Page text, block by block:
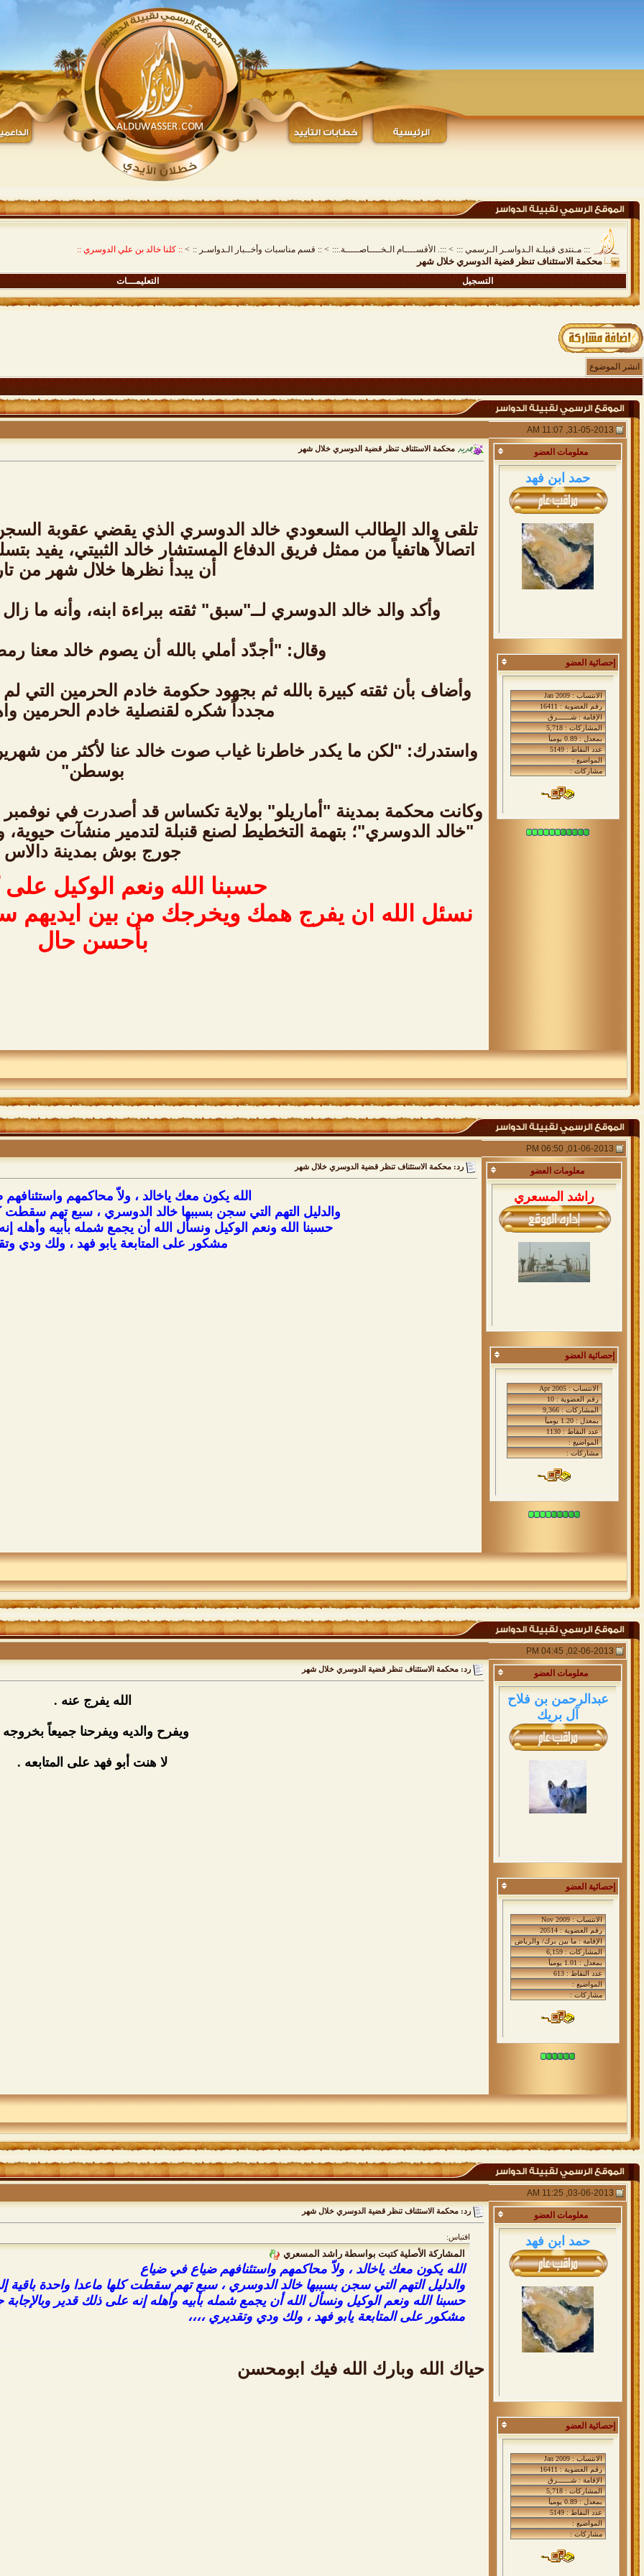
::: مـنتدى قبيلـة الـدواسـر الـرسمي ::: > :::. الأقســــام الـخــــاصـــــة.::: > :: قسم مناسبات وأخــبار الـدواسـر :: > :: كلنا خالد بن علي الدوسري ::
محكمة الاستئناف تنظر قضية الدوسري خلال شهر
التسجيل التعليمـــات
انشر الموضوع
معلومات العضو
حمد ابن فهد
إحصائية العضو
محكمة الاستئناف تنظر قضية الدوسري خلال شهر
تلقى والد الطالب السعودي خالد الدوسري الذي يقضي عقوبة السجن
اتصالاً هاتفياً من ممثل فريق الدفاع المستشار خالد الثبيتي، يفيد
أن يبدأ نظرها خلال شهر من
وأكد والد خالد الدوسري لــ"سبق" ثقته ببراءة ابنه، وأنه ما
وقال: "أجدّد أملي بالله أن يصوم خالد معنا
وأضاف بأن ثقته كبيرة بالله ثم بجهود حكومة خادم الحرمين التي
مجدداً شكره لقنصلية خادم الحرمين
واستدرك: "لكن ما يكدر خاطرنا غياب صوت خالد عنا لأكثر من
بوسطن"
وكانت محكمة بمدينة "أماريلو" بولاية تكساس قد أصدرت في نوفمبر
"خالد الدوسري"؛ بتهمة التخطيط لصنع قنبلة لتدمير منشآت
جورج بوش بمدينة دالاس
حسبنا الله ونعم الوكيل
نسئل الله ان يفرج همك ويخرجك من بين ايديهم
بأحسن حال
معلومات العضو
راشد المسعري
إحصائية العضو
رد: محكمة الاستئناف تنظر قضية الدوسري خلال شهر
الله يكون معك ياخالد ، ولاّ محاكمهم
والدليل التهم التي سجن بسببها خالد الدوسري ، سبع تهم سقطت
حسبنا الله ونعم الوكيل ونسأل الله أن يجمع شمله بأبيه وأهله
مشكور على المتابعة يابو فهد ، ولك ودي
معلومات العضو
عبدالرحمن بن فلاح
آل بريك
إحصائية العضو
رد: محكمة الاستئناف تنظر قضية الدوسري خلال شهر
الله يفرج عنه .
ويفرح والديه ويفرحنا جميعاً
لا هنت أبو فهد على المتابعه .
معلومات العضو
حمد ابن فهد
إحصائية العضو
رد: محكمة الاستئناف تنظر قضية الدوسري خلال شهر
اقتباس:
المشاركة الأصلية كتبت بواسطة راشد المسعري
الله يكون معك ياخالد ، ولاّ محاكمهم واستئنافهم ضياع في ضياع
والدليل التهم التي سجن بسببها خالد الدوسري ، سبع تهم سقطت كلها ماعدا واحدة باقية
حسبنا الله ونعم الوكيل ونسأل الله أن يجمع شمله بأبيه وأهله إنه على ذلك قدير وبالإجابة
مشكور على المتابعة يابو فهد ، ولك ودي وتقديري ،،،،
حياك الله وبارك الله فيك ابومحسن